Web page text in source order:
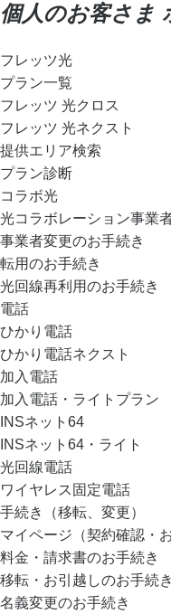
個人のお客さま
フレッツ光
プラン一覧
フレッツ 光クロス
フレッツ 光ネクスト
提供エリア検索
プラン診断
コラボ光
光コラボレーション事業
事業者変更のお手続き
転用のお手続き
光回線再利用のお手続き
電話
ひかり電話
ひかり電話ネクスト
加入電話
加入電話・ライトプラン
INSネット64
INSネット64・ライト
光回線電話
ワイヤレス固定電話
手続き（移転、変更）
マイページ（契約確認・
料金・請求書のお手続き
移転・お引越しのお手続き
名義変更のお手続き